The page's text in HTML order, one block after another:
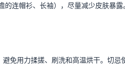
的连帽衫、长袖），尽量减少皮肤暴
免用力揉搓、刷洗和高温烘干。切忌